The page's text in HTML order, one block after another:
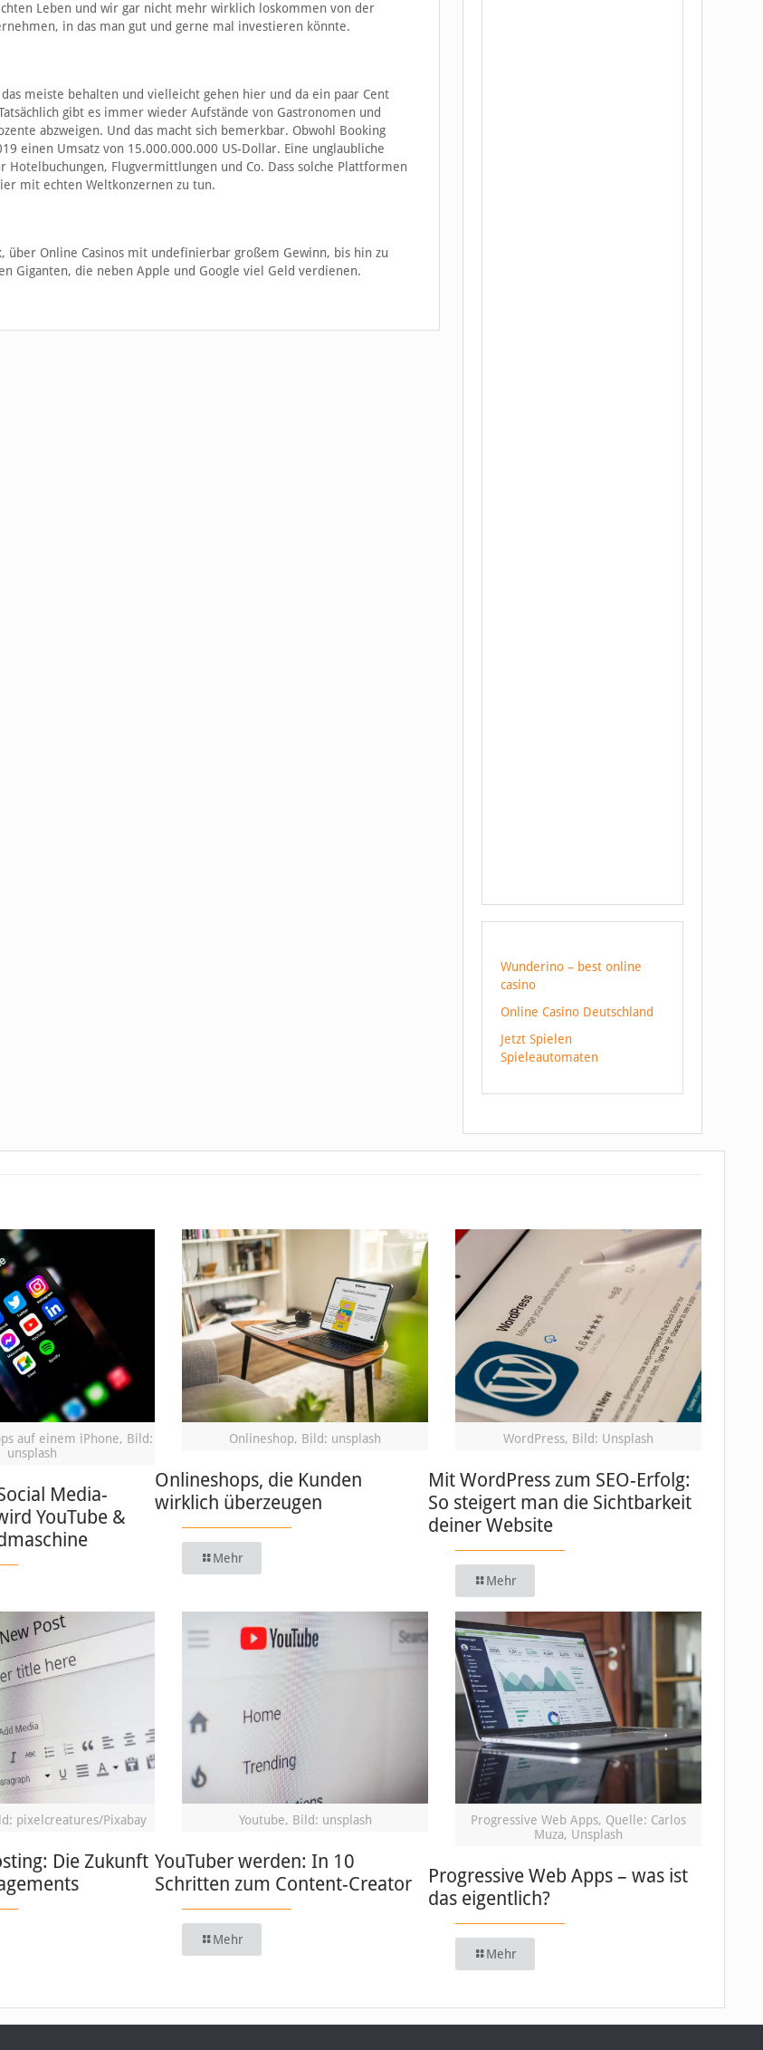
Leben und wir gar nicht mehr wirklich loskommen von der
in das man gut und gerne mal investieren könnte.
meiste behalten und vielleicht gehen hier und da ein paar Cent
gibt es immer wieder Aufstände von Gastronomen und
abzweigen. Und das macht sich bemerkbar. Obwohl Booking
einen Umsatz von 15.000.000.000 US-Dollar. Eine unglaubliche
Flugvermittlungen und Co. Dass solche Plattformen
mit echten Weltkonzernen zu tun.
Online Casinos mit undefinierbar großem Gewinn, bis hin zu
Giganten, die neben Apple und Google viel Geld verdienen.
Wunderino – best online
casino
Online Casino Deutschland
Jetzt Spielen
Spieleautomaten
auf einem iPhone, Bild:
unsplash
Media-
YouTube &
Onlineshop, Bild: unsplash
Onlineshops, die Kunden
wirklich überzeugen
Mehr
WordPress, Bild: Unsplash
Mit WordPress zum SEO-Erfolg:
So steigert man die Sichtbarkeit
deiner Website
Mehr
pixelcreatures/Pixabay
Die Zukunft
Youtube, Bild: unsplash
YouTuber werden: In 10
Schritten zum Content-Creator
Mehr
Progressive Web Apps, Quelle: Carlos
Muza, Unsplash
Progressive Web Apps – was ist
das eigentlich?
Mehr